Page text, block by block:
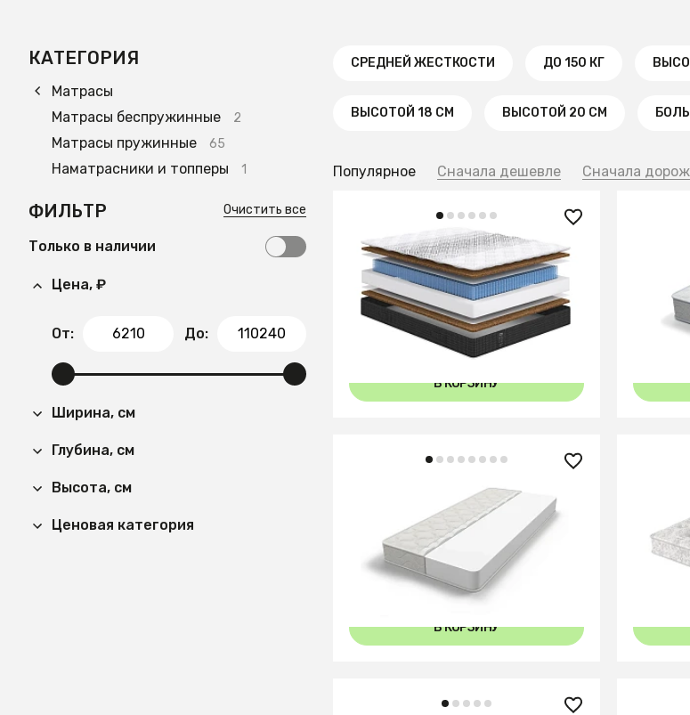
КАТЕГОРИЯ
Матрасы
Матрасы беспружинные
2
Матрасы пружинные 65
Наматрасники и топперы 1
ФИЛЬТР Очистить все
Только в наличии
Цена, ₽
От: До:
Ширина, см
Глубина, см
Высота, см
Ценовая категория
СРЕДНЕЙ ЖЕСТКОСТИ ДО 150 КГ
ВЫСОТОЙ 18 СМ ВЫСОТОЙ 20 СМ
Популярное Сначала дешевле Сначала
43 040 ₽
Матрас Comfort Strong Hard
В КОРЗИНУ
Матрас
Матрас Classic Flex Middle
120x96 80x96 +14
В КОРЗИНУ